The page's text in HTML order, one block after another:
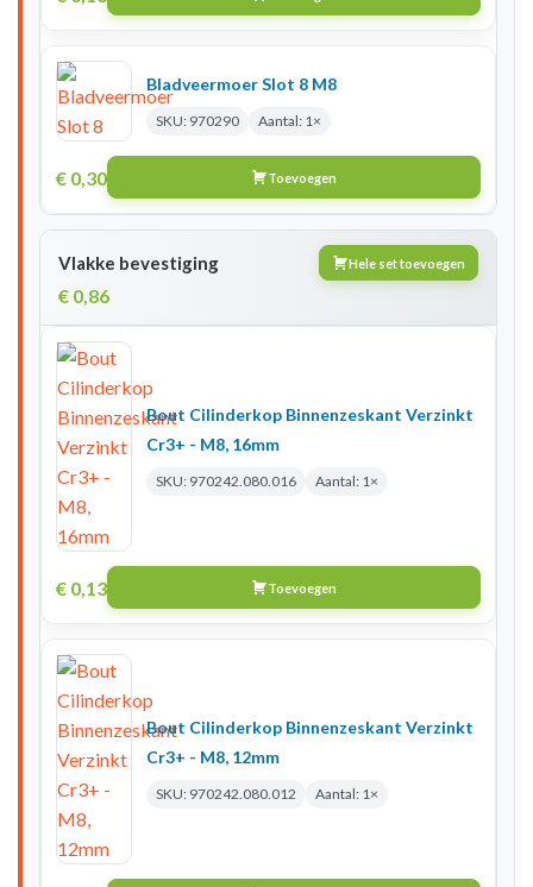
Bladveermoer Slot 8 M8
SKU: 970290 Aantal: 1×
€ 0,30 Toevoegen
Vlakke bevestiging Hele set toevoegen
€ 0,86
Bout Cilinderkop Binnenzeskant Verzinkt
Cr3+ - M8, 16mm
SKU: 970242.080.016 Aantal: 1×
€ 0,13 Toevoegen
Bout Cilinderkop Binnenzeskant Verzinkt
Cr3+ - M8, 12mm
SKU: 970242.080.012 Aantal: 1×